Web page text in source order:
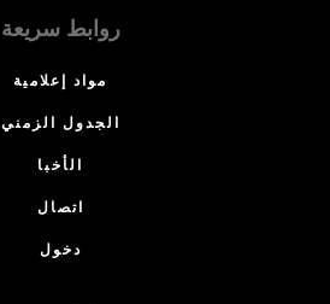
روابط سريعة
مواد إعلامية
الجدول الزمني
الأخبا
اتصال
دخول